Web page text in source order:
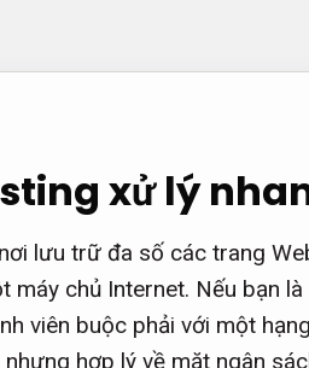
xử lý
lưu trữ đa số các trang
máy chủ Internet. Nếu bạn
viên buộc phải với một
hợp lý về mặt ngân